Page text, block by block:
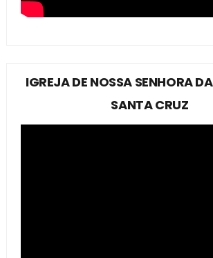
IGREJA DE NOSSA SENHORA
SANTA CRUZ